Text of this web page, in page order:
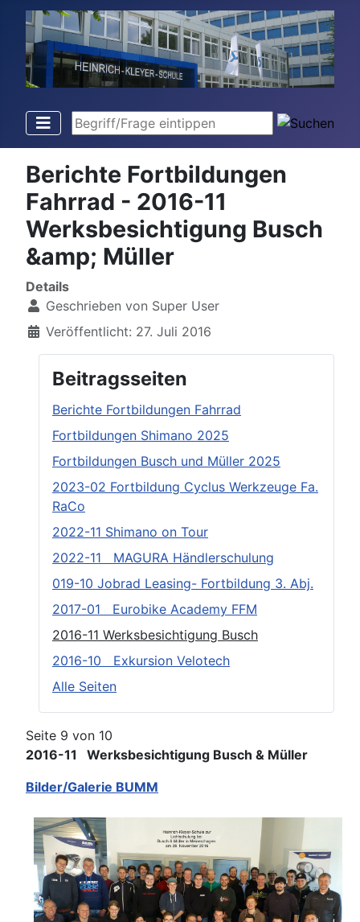
Begriff/Frage eintippen
Berichte Fortbildungen
Fahrrad - 2016-11
Werksbesichtigung Busch
&amp; Müller
Details
Geschrieben von Super User
Veröffentlicht: 27. Juli 2016
Beitragsseiten
Berichte Fortbildungen Fahrrad
Fortbildungen Shimano 2025
Fortbildungen Busch und Müller 2025
2023-02 Fortbildung Cyclus Werkzeuge Fa.
RaCo
2022-11 Shimano on Tour
2022-11 MAGURA Händlerschulung
019-10 Jobrad Leasing- Fortbildung 3. Abj.
2017-01 Eurobike Academy FFM
2016-11 Werksbesichtigung Busch
2016-10 Exkursion Velotech
Alle Seiten
Seite 9 von 10
2016-11 Werksbesichtigung Busch & Müller
Bilder/Galerie BUMM